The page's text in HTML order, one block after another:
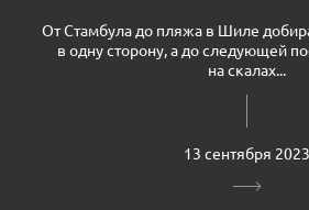
От Стамбула до пляжа в Шиле
в одну сторону, а до следующей
на скалах...
13 сентября 2023